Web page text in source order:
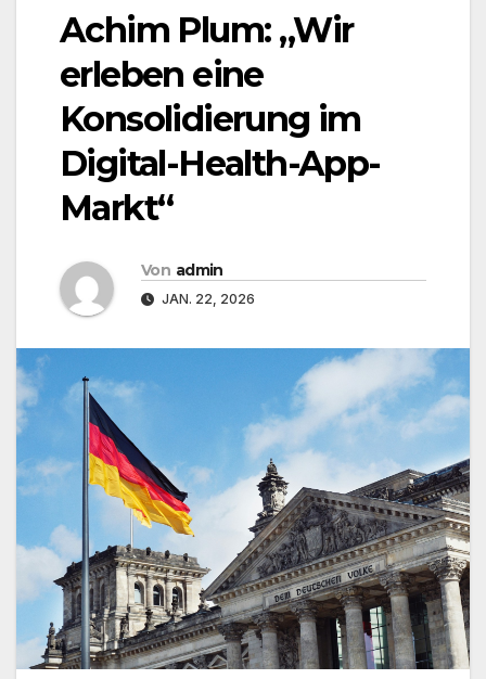
Achim Plum: „Wir
erleben eine
Konsolidierung im
Digital-Health-App-
Markt“
Von admin
JAN. 22, 2026